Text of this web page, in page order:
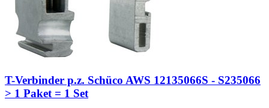
T-Verbinder p.z. Schüco AWS 12135066S - S235066
> 1 Paket = 1 Set